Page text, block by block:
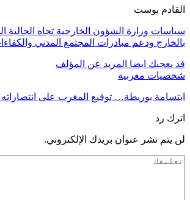
القادم بوست
سياسات وزارة الشؤون الخارجية تجاه الجالية
بالخارج ودعم مبادرات المجتمع المدني
قد يعجبك ايضا المزيد عن المؤلف
شخصيات مغربية
ابتسامة بوريطة… توقيع المغرب على انتصاراته
اترك رد
لن يتم نشر عنوان بريدك الإلكتروني.